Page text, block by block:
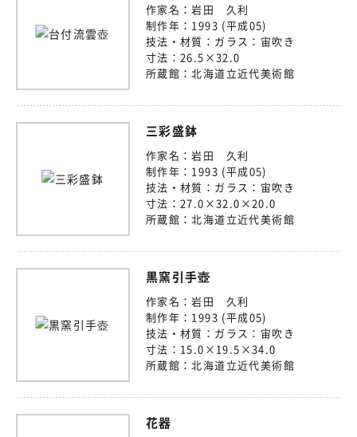
作家名：岩田 久利
制作年： 1993 (平成05)
技法・材質： ガラス：宙吹き
寸法： 26.5×32.0
所蔵館：北海道立近代美術館
三彩盛鉢
作家名：岩田 久利
制作年： 1993 (平成05)
技法・材質： ガラス：宙吹き
寸法： 27.0×32.0×20.0
所蔵館：北海道立近代美術館
黒窯引手壺
作家名：岩田 久利
制作年： 1993 (平成05)
技法・材質： ガラス：宙吹き
寸法： 15.0×19.5×34.0
所蔵館： 北海道立近代美術館
花器